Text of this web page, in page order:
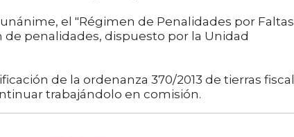
el "Régimen de Penalidades por Faltas
penalidades, dispuesto por la Unidad
de la ordenanza 370/2013 de tierras
trabajándolo en comisión.